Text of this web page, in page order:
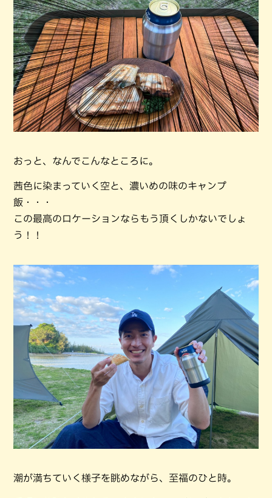
おっと、なんでこんなところに。
茜色に染まっていく空と、濃いめの味のキャンプ
飯・・・
この最高のロケーションならもう頂くしかないでしょ
う！！
潮が満ちていく様子を眺めながら、至福のひと時。